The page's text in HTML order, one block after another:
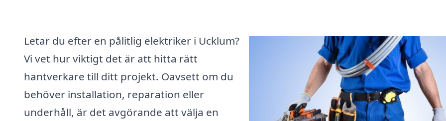
Letar du efter en pålitlig elektriker i Ucklum?
Vi vet hur viktigt det är att hitta rätt
hantverkare till ditt projekt. Oavsett om du
behöver installation, reparation eller
underhåll, är det avgörande att välja en